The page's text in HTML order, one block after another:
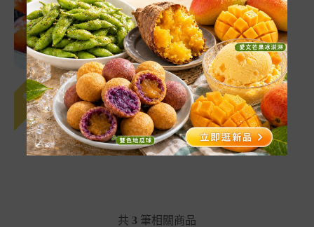
銷售 590
熱銷
經典豬肉香腸300g/包
氣炸10～15分鐘上桌・露
營烤肉首選
NT$99
共 3 筆相關商品